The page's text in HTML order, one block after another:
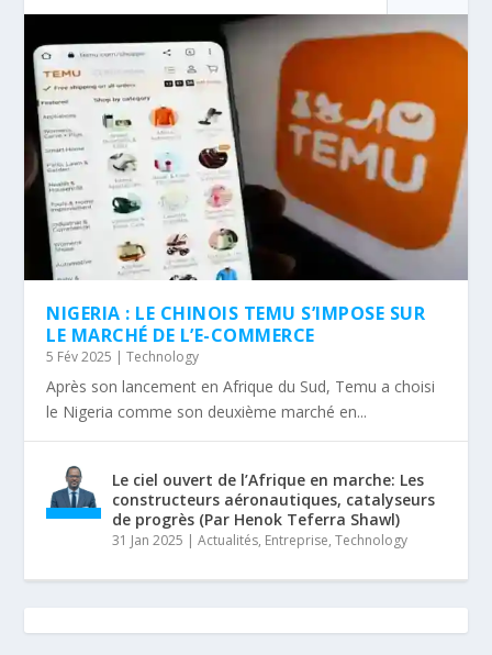
NIGERIA : LE CHINOIS TEMU S’IMPOSE SUR
LE MARCHÉ DE L’E-COMMERCE
5 Fév 2025 |Technology
Après son lancement en Afrique du Sud, Temu a choisi
le Nigeria comme son deuxième marché en...
Le ciel ouvert de l’Afrique en marche: Les
constructeurs aéronautiques, catalyseurs
de progrès (Par Henok Teferra Shawl)
31 Jan 2025 |Actualités, Entreprise,Technology